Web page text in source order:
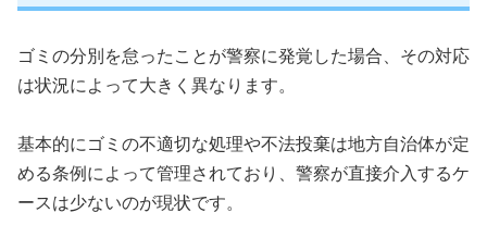
ゴミの分別を怠ったことが警察に発覚した場合、その対応
は状況によって大きく異なります。
基本的にゴミの不適切な処理や不法投棄は地方自治体が定
める条例によって管理されており、警察が直接介入するケ
ースは少ないのが現状です。